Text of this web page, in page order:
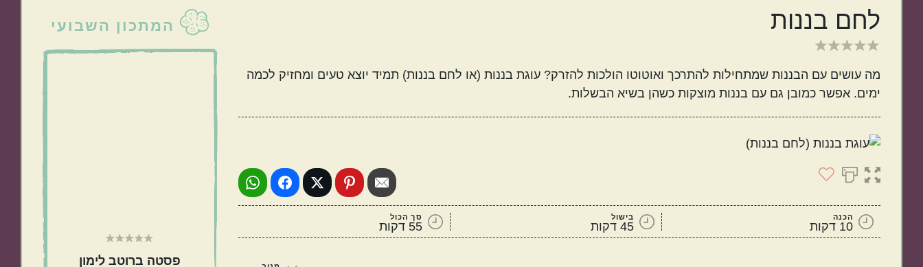
לחם בננות
מה עושים עם הבננות שמתחילות להתרכך ואוטוטו הולכות להזרק? עוגת בננות (או לחם בננות) תמיד יוצא טעים ומחזיק לכמה
ימים. אפשר כמובן גם עם בננות מוצקות כשהן בשיא הבשלות.
הכנה
10 דקות
בישול
45 דקות
סך הכול
55 דקות
סרגל
צדדי
ראשי
המתכון השבועי
פסטה ברוטב לימון
פרסי
אוהבים